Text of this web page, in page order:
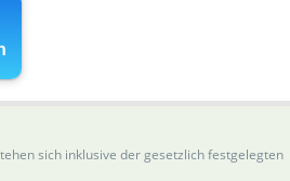
sich inklusive der gesetzlich festgelegten